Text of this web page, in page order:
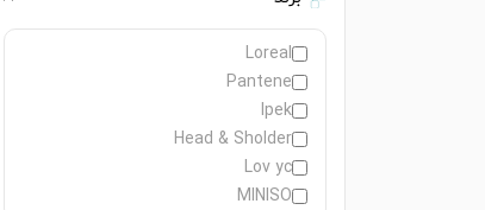
Loreal
Pantene
Ipek
Head & Sholder
Lov yc
MINISO